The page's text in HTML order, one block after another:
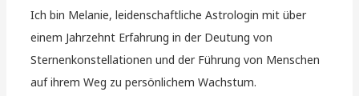
Ich bin Melanie, leidenschaftliche Astrologin mit über
einem Jahrzehnt Erfahrung in der Deutung von
Sternenkonstellationen und der Führung von Menschen
auf ihrem Weg zu persönlichem Wachstum.